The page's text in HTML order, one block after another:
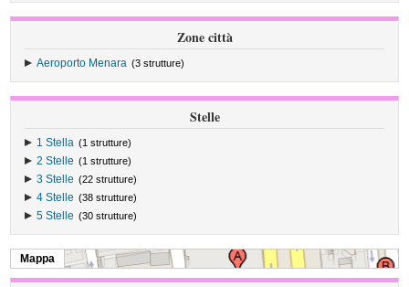
Zone città
Aeroporto Menara (3 strutture)
Stelle
1 Stella (1 strutture)
2 Stelle (1 strutture)
3 Stelle (22 strutture)
4 Stelle (38 strutture)
5 Stelle (30 strutture)
Mappa